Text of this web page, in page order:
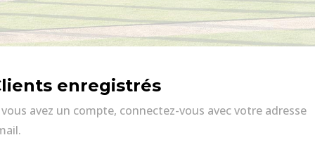
enregistrés
vous avez un compte, connectez-vous avec votre adresse